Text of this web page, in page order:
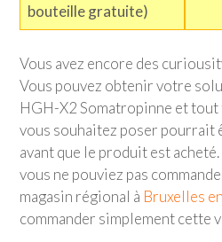
bouteille gratuite)
Vous avez encore des
Vous pouvez obtenir votre
HGH-X2 Somatropinne et tout
vous souhaitez poser pourrait
avant que le produit est
vous ne pouviez pas
magasin régional à Bruxelles
commander simplement cette